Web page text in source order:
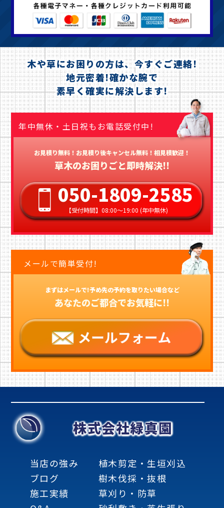
木や草にお困りの方は、今すぐご連絡!
地元密着!確かな腕で
素早く確実に解決します!
年中無休・土日祝もお電話受付中!
お見積り無料！お見積り後キャンセル無料！相見積歓迎！
草木のお困りごと即時解決!!
050-1809-2585
【受付時間】08:00〜19:00 (年中無休)
メールで簡単受付!
まずはメールで!予め先の予約を取りたい場合など
あなたのご都合でお気軽に!!
株式会社緑真園
当店の強み
ブログ
施工実績
植木剪定・生垣刈込
樹木伐採・抜根
草刈り・防草